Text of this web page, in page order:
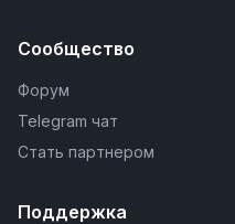
Сообщество
Форум
Telegram чат
Стать партнером
Поддержка